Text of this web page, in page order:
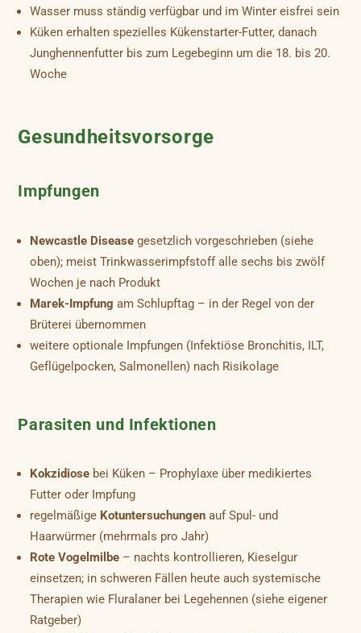
Wasser muss ständig verfügbar und im Winter eisfrei sein
Küken erhalten spezielles Kükenstarter-Futter, danach
Junghennenfutter bis zum Legebeginn um die 18. bis 20.
Woche
Gesundheitsvorsorge
Impfungen
Newcastle Disease gesetzlich vorgeschrieben (siehe
oben); meist Trinkwasserimpfstoff alle sechs bis zwölf
Wochen je nach Produkt
Marek-Impfung am Schlupftag – in der Regel von der
Brüterei übernommen
weitere optionale Impfungen (Infektiöse Bronchitis, ILT,
Geflügelpocken, Salmonellen) nach Risikolage
Parasiten und Infektionen
Kokzidiose bei Küken – Prophylaxe über medikiertes
Futter oder Impfung
regelmäßige Kotuntersuchungen auf Spul- und
Haarwürmer (mehrmals pro Jahr)
Rote Vogelmilbe – nachts kontrollieren, Kieselgur
einsetzen; in schweren Fällen heute auch systemische
Therapien wie Fluralaner bei Legehennen (siehe eigener
Ratgeber)